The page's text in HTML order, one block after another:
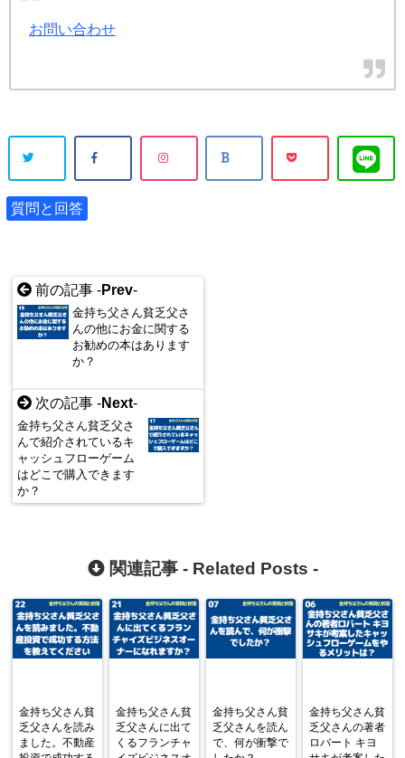
お問い合わせ
質問と回答
前の記事 -Prev-
金持ち父さん貧乏父さ
んの他にお金に関する
お勧めの本はあります
か？
次の記事 -Next-
金持ち父さん貧乏父さ
んで紹介されているキ
ャッシュフローゲーム
はどこで購入できます
か？
関連記事 - Related Posts -
金持ち父さん貧
乏父さんを読み
ました。不動産
金持ち父さん貧
乏父さんに出て
くるフランチャ
金持ち父さん貧
乏父さんを読ん
で、何が衝撃で
金持ち父さん貧
乏父さんの著者
ロバート キヨ